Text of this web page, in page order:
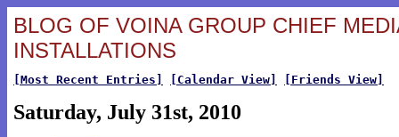
BLOG OF VOINA GROUP CHIEF
INSTALLATIONS
[Most Recent Entries] [Calendar View] [Friends View]
Saturday, July 31st, 2010